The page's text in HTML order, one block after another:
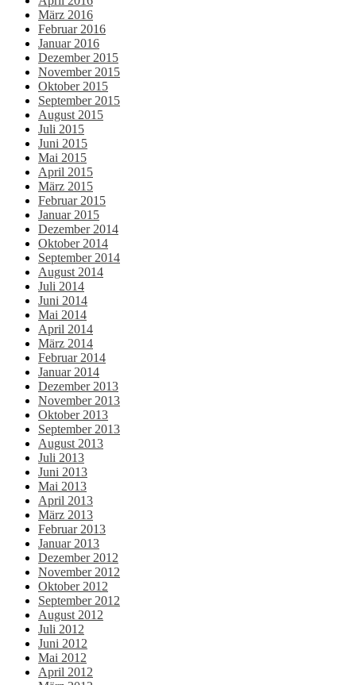
März 2016
Februar 2016
Januar 2016
Dezember 2015
November 2015
Oktober 2015
September 2015
August 2015
Juli 2015
Juni 2015
Mai 2015
April 2015
März 2015
Februar 2015
Januar 2015
Dezember 2014
Oktober 2014
September 2014
August 2014
Juli 2014
Juni 2014
Mai 2014
April 2014
März 2014
Februar 2014
Januar 2014
Dezember 2013
November 2013
Oktober 2013
September 2013
August 2013
Juli 2013
Juni 2013
Mai 2013
April 2013
März 2013
Februar 2013
Januar 2013
Dezember 2012
November 2012
Oktober 2012
September 2012
August 2012
Juli 2012
Juni 2012
Mai 2012
April 2012